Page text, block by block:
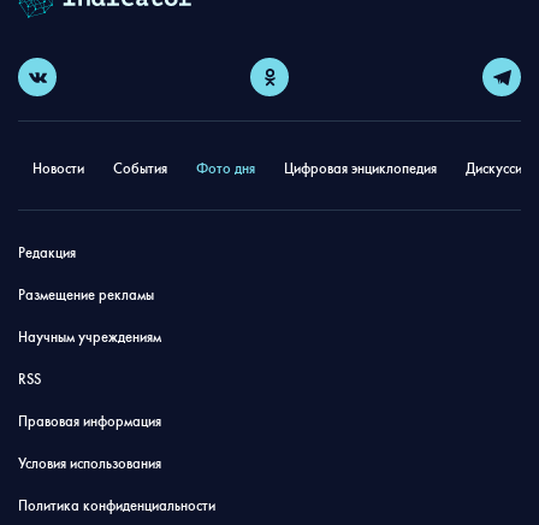
Новости События Фото дня Цифровая энциклопедия
Редакция
Размещение рекламы
Научным учреждениям
RSS
Правовая информация
Условия использования
Политика конфиденциальности